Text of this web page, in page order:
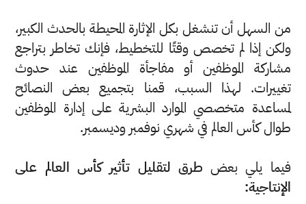
من السهل أن تنشغل بكل الإثارة المحيطة بالحدث الكبير،
ولكن إذا لم تخصص وقتًا للتخطيط، فإنك تخاطر بتراجع
مشاركة الموظفين أو مفاجأة الموظفين عند حدوث
تغييرات. لهذا السبب، قمنا بتجميع بعض النصائح
لمساعدة متخصصي الموارد البشرية على إدارة الموظفين
طوال كأس العالم في شهري نوفمبر وديسمبر.
فيما يلي بعضطرق لتقليل تأثير كأس العالم على
الإنتاجية: